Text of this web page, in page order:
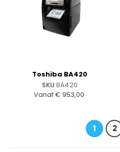
Toshiba BA420
SKU BA420
Vanaf€ 953,00
1 2